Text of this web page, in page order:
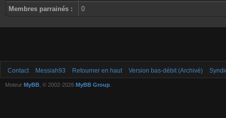
Membres parrainés : 0
Contact Messiah93 Retourner en haut Version bas-débit (Archivé)
Moteur MyBB , © 2002-2026 MyBB Group